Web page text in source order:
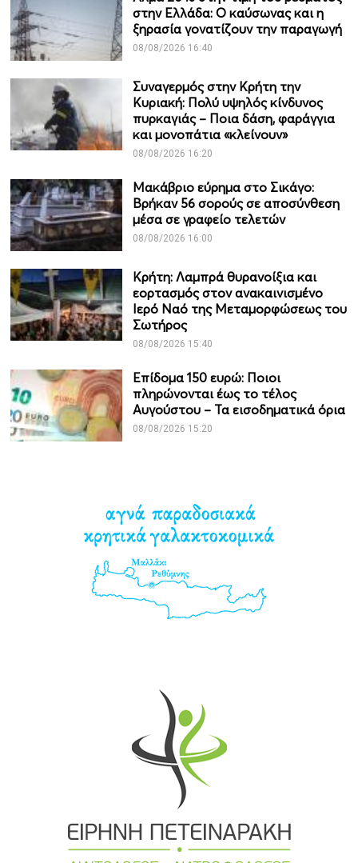
στην Ελλάδα: Ο καύσωνας και η
ξηρασία γονατίζουν την παραγωγή
08/08/2026 16:40
Συναγερμός στην Κρήτη την
Κυριακή: Πολύ υψηλός κίνδυνος
πυρκαγιάς – Ποια δάση, φαράγγια
και μονοπάτια «κλείνουν»
08/08/2026 16:20
Μακάβριο εύρημα στο Σικάγο:
Βρήκαν 56 σορούς σε αποσύνθεση
μέσα σε γραφείο τελετών
08/08/2026 16:00
Κρήτη: Λαμπρά θυρανοίξια και
εορτασμός στον ανακαινισμένο
Ιερό Ναό της Μεταμορφώσεως του
Σωτήρος
08/08/2026 15:40
Επίδομα 150 ευρώ: Ποιοι
πληρώνονται έως το τέλος
Αυγούστου – Τα εισοδηματικά όρια
08/08/2026 15:20